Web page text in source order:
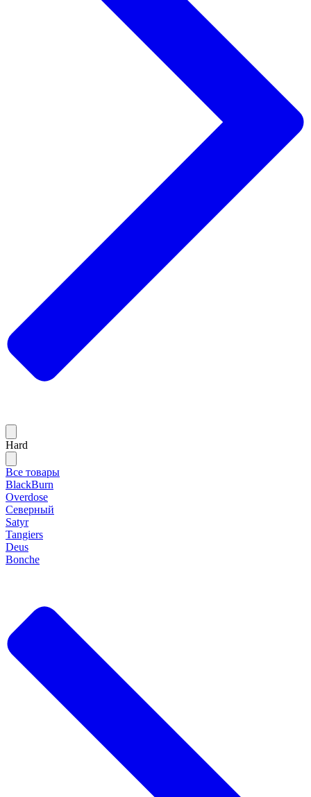
Hard
Все товары
BlackBurn
Overdose
Северный
Satyr
Tangiers
Deus
Bonche